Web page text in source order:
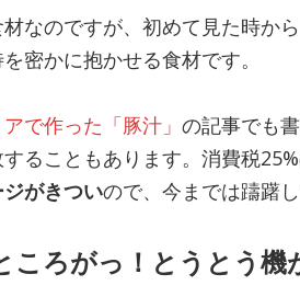
なのですが、初めて見た時か
密かに抱かせる食材です。
で作った「豚汁」 の記事でも
ることもあります。消費税
がきついので、今までは躊躇し
ころがっ！とうとう機